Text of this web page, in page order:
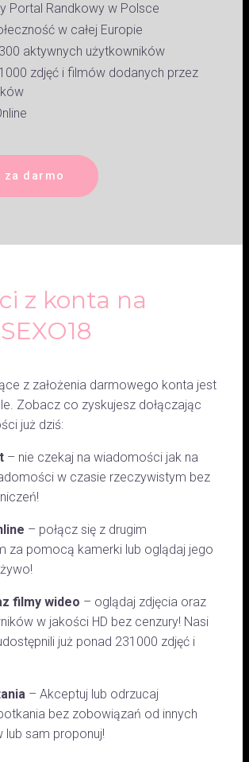
Portal Randkowy w Polsce
w całej Europie
aktywnych użytkowników
zdjęć i filmów dodanych przez
za darmo
z konta na
z założenia darmowego konta jest
Zobacz co zyskujesz dołączając
już dziś:
– nie czekaj na wiadomości jak na
w czasie rzeczywistym bez
– połącz się z drugim
za pomocą kamerki lub oglądaj jego
filmy wideo – oglądaj zdjęcia oraz
w jakości HD bez cenzury! Nasi
już ponad 231000 zdjęć i
– Akceptuj lub odrzucaj
bez zobowiązań od innych
lub sam proponuj!